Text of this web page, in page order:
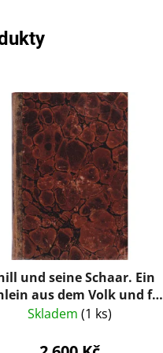
und seine Schaar. Ein
aus dem Volk und für
das Volk
Skladem (1 ks)